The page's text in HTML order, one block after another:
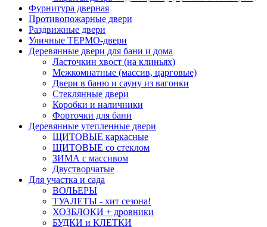
Фурнитура дверная
Противопожарные двери
Раздвижные двери
Уличные ТЕРМО-двери
Деревянные двери для бани и дома
Ласточкин хвост (на клиньях)
Межкомнатные (массив, царговые)
Двери в баню и сауну из вагонки
Стеклянные двери
Коробки и наличники
Форточки для бани
Деревянные утепленные двери
ЩИТОВЫЕ каркасные
ЩИТОВЫЕ со стеклом
ЗИМА с массивом
Двустворчатые
Для участка и сада
ВОЛЬЕРЫ
ТУАЛЕТЫ - хит сезона!
ХОЗБЛОКИ + дровники
БУДКИ и КЛЕТКИ